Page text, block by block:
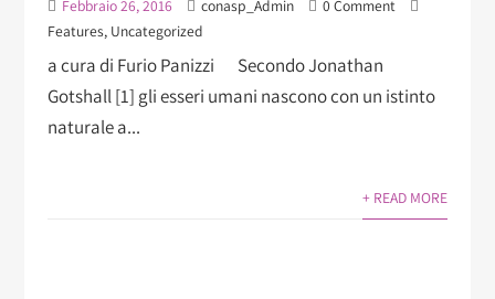
Febbraio 26, 2016 conasp_Admin
0 Comment
Features, Uncategorized
a cura di Furio Panizzi Secondo Jonathan
Gotshall [1] gli esseri umani nascono con un istinto
naturale a...
+ READ MORE